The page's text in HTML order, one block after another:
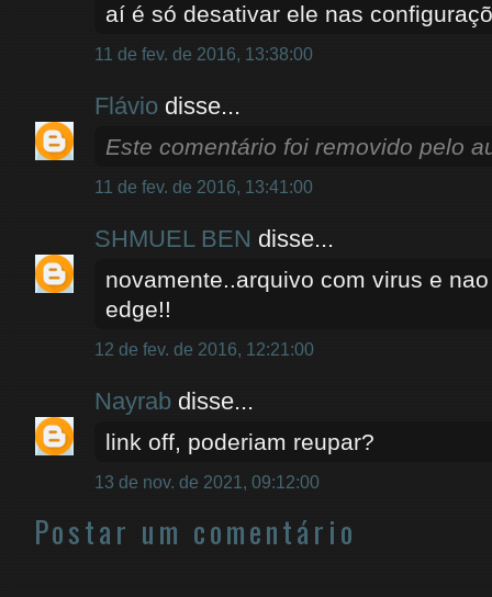
aí é só desativar ele nas
11 de fev. de 2016, 13:38:00
Flávio disse...
Este comentário foi removido pelo
11 de fev. de 2016, 13:41:00
SHMUEL BEN disse...
novamente..arquivo com virus e
edge!!
12 de fev. de 2016, 12:21:00
Nayrab disse...
link off, poderiam reupar?
13 de nov. de 2021, 09:12:00
Postar um comentário